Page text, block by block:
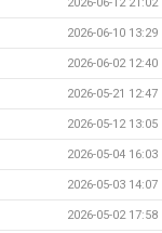
2026-06-12 21:02
2026-06-10 13:29
2026-06-02 12:40
2026-05-21 12:47
2026-05-12 13:05
2026-05-04 16:03
2026-05-03 14:07
2026-05-02 17:58